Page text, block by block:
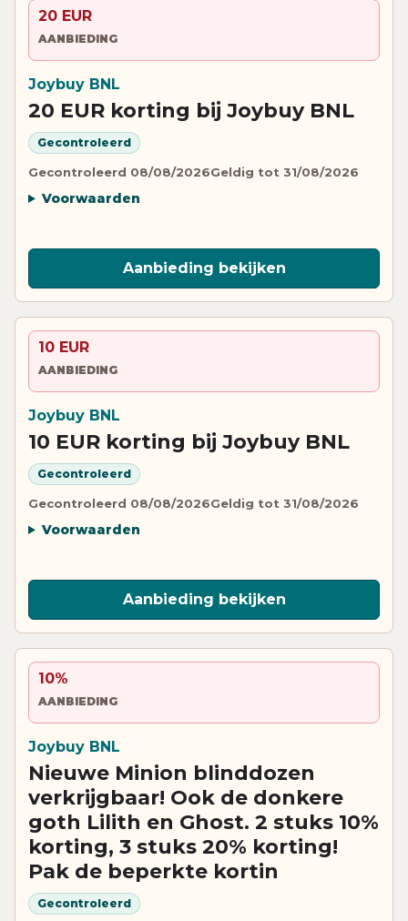
20 EUR
AANBIEDING
Joybuy BNL
20 EUR korting bij Joybuy BNL
Gecontroleerd
Gecontroleerd 08/08/2026Geldig tot 31/08/2026
Voorwaarden
Aanbieding bekijken
10 EUR
AANBIEDING
Joybuy BNL
10 EUR korting bij Joybuy BNL
Gecontroleerd
Gecontroleerd 08/08/2026Geldig tot 31/08/2026
Voorwaarden
Aanbieding bekijken
10%
AANBIEDING
Joybuy BNL
Nieuwe Minion blinddozen
verkrijgbaar! Ook de donkere
goth Lilith en Ghost. 2 stuks 10%
korting, 3 stuks 20% korting!
Pak de beperkte kortin
Gecontroleerd